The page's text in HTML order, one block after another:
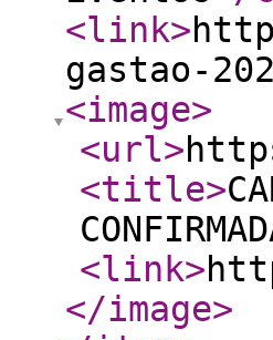
<link>
gastao-
<image>
<url>
<title>
<link>
</image>